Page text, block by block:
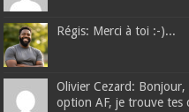
Régis: Merci à toi :-)...
Olivier Cezard:
option AF, je trouve tes